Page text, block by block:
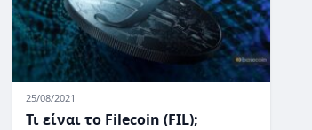
25/08/2021
Τι είναι το Filecoin (FIL);